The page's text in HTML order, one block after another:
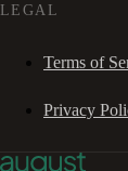
LEGAL
Terms of
Privacy